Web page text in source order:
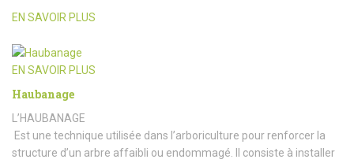
EN SAVOIR PLUS
EN SAVOIR PLUS
Haubanage
L’HAUBANAGE
Est une technique utilisée dans l’arboriculture pour renforcer la
structure d’un arbre affaibli ou endommagé. Il consiste à installer